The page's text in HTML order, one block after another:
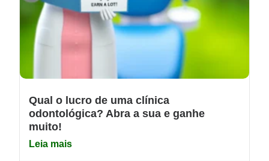
Qual o lucro de uma clínica
odontológica? Abra a sua e ganhe
muito!
Leia mais